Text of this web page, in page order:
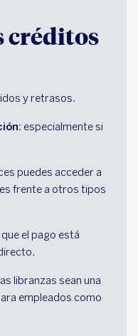
créditos
y retrasos.
especialmente si
puedes acceder a
frente a otros tipos
el pago está
libranzas sean una
empleados como